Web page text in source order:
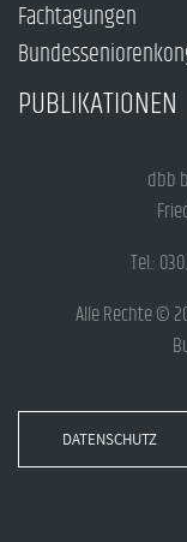
Fachtagungen
PUBLIKATIONEN
dbb
Tel.:
Alle Rechte ©
DATENSCHUTZ